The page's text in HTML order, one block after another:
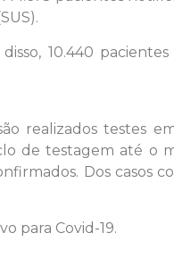
10.440
realizados testes
de testagem até o
Dos casos
para Covid-19.